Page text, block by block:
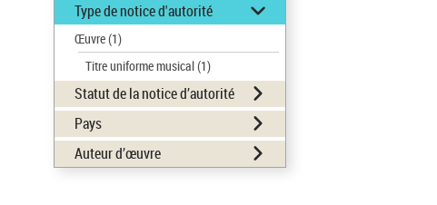
Type de notice d'autorité
Œuvre(1)
Titre uniforme musical(1)
Statut de la notice d’autorité
Pays
Auteur d’œuvre